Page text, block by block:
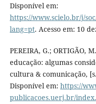
Disponível em:
https://www.scielo.br/j/
lang=pt. Acesso em: 10
PEREIRA, G.; ORTIGÃO,
educação: algumas
cultura & comunicação,
Disponível em: https://
publicacoes.uerj.br/